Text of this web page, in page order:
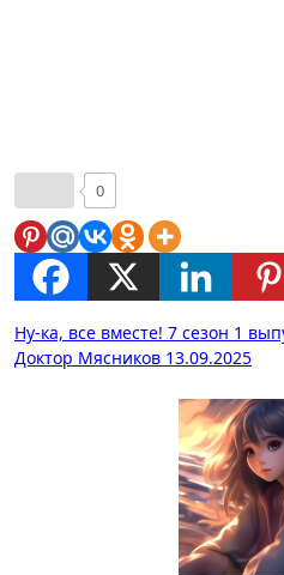
0
Навигация
по
Ну-ка, все вместе! 7 сезон 1
Доктор Мясников 13.09.2025